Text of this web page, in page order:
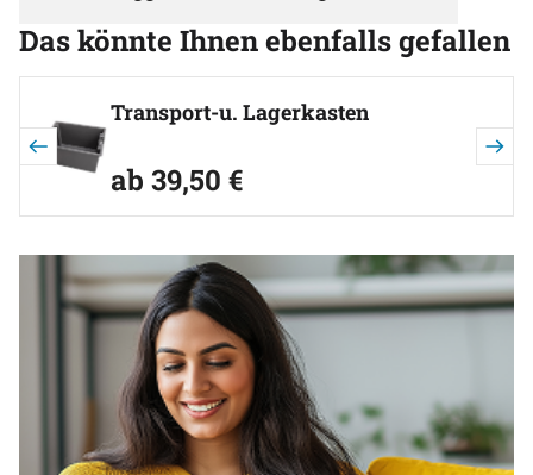
Das könnte Ihnen ebenfalls gefallen
Artikel überspringen
Transport-u. Lagerkasten
ab:
ab 39,50 €